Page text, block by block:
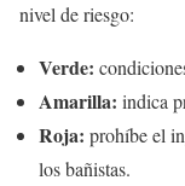
nivel de riesgo:
Verde:
Amarilla: indica
Roja: prohíbe el
los bañistas.